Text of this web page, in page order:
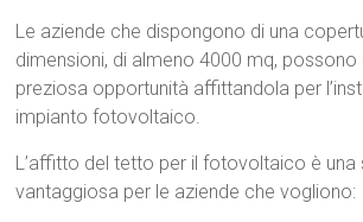
Le aziende che dispongono di una
dimensioni, di almeno 4000 mq, possono
preziosa opportunità affittandola per
impianto fotovoltaico.
L’affitto del tetto per il fotovoltaico è una
vantaggiosa per le aziende che vogliono: